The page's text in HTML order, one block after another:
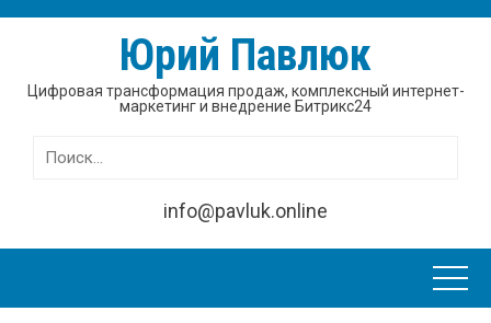
Юрий Павлюк
Цифровая трансформация продаж, комплексный интернет-
маркетинг и внедрение Битрикс24
Найти:
info@pavluk.online